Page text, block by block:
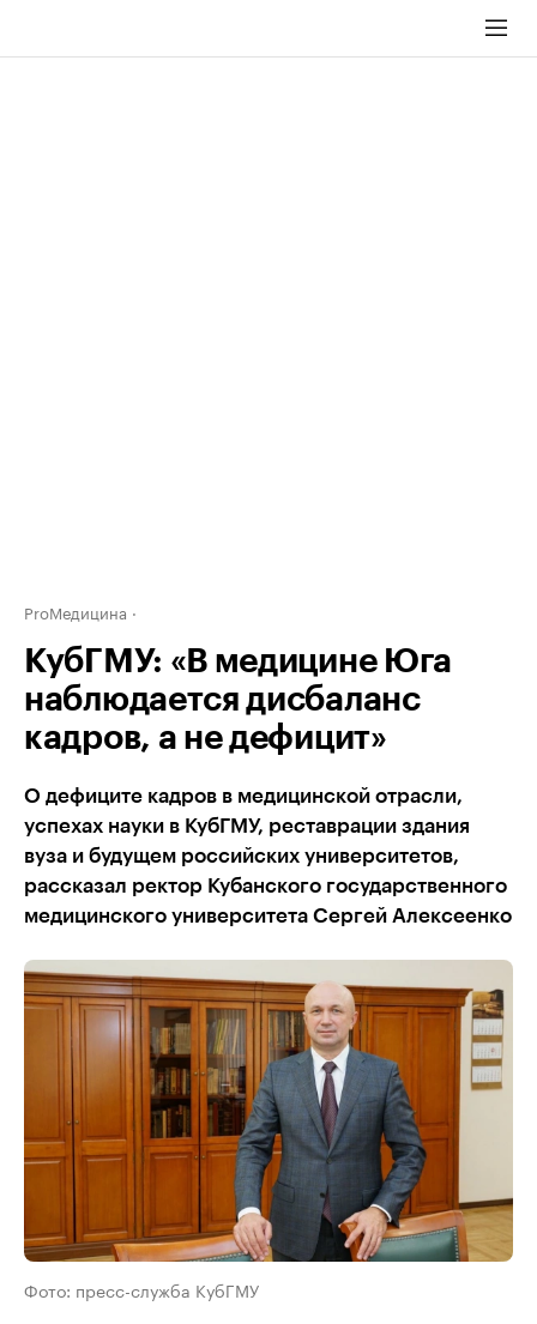
ProМедицина
КубГМУ: «В медицине Юга
наблюдается дисбаланс
кадров, а не дефицит»
О дефиците кадров в медицинской отрасли,
успехах науки в КубГМУ, реставрации здания
вуза и будущем российских университетов,
рассказал ректор Кубанского государственного
медицинского университета Сергей Алексеенко
Фото: пресс-служба КубГМУ